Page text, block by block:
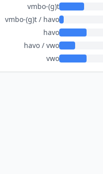
vmbo-(g)t
vmbo-(g)t / havo
havo
havo / vwo
vwo